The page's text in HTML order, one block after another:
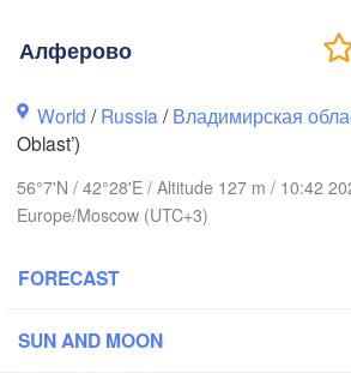
Алферово
World /Russia /Владимирская
Oblast’)
56°7'N / 42°28'E / Altitude 127 m / 10:42
Europe/Moscow (UTC+3)
FORECAST
SUN AND MOON
Ярославль
Вологда
(Vologda)